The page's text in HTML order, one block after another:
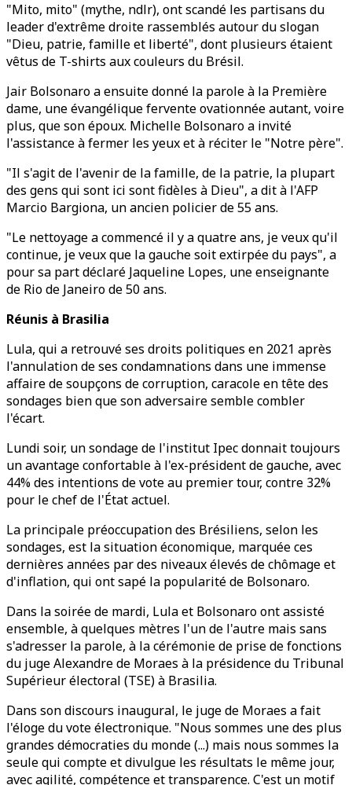
"Mito, mito" (mythe, ndlr), ont scandé les partisans du
leader d'extrême droite rassemblés autour du slogan
"Dieu, patrie, famille et liberté", dont plusieurs étaient
vêtus de T-shirts aux couleurs du Brésil.
Jair Bolsonaro a ensuite donné la parole à la Première
dame, une évangélique fervente ovationnée autant, voire
plus, que son époux. Michelle Bolsonaro a invité
l'assistance à fermer les yeux et à réciter le "Notre père".
"Il s'agit de l'avenir de la famille, de la patrie, la plupart
des gens qui sont ici sont fidèles à Dieu", a dit à l'AFP
Marcio Bargiona, un ancien policier de 55 ans.
"Le nettoyage a commencé il y a quatre ans, je veux qu'il
continue, je veux que la gauche soit extirpée du pays", a
pour sa part déclaré Jaqueline Lopes, une enseignante
de Rio de Janeiro de 50 ans.
Réunis à Brasilia
Lula, qui a retrouvé ses droits politiques en 2021 après
l'annulation de ses condamnations dans une immense
affaire de soupçons de corruption, caracole en tête des
sondages bien que son adversaire semble combler
l'écart.
Lundi soir, un sondage de l'institut Ipec donnait toujours
un avantage confortable à l'ex-président de gauche, avec
44% des intentions de vote au premier tour, contre 32%
pour le chef de l'État actuel.
La principale préoccupation des Brésiliens, selon les
sondages, est la situation économique, marquée ces
dernières années par des niveaux élevés de chômage et
d'inflation, qui ont sapé la popularité de Bolsonaro.
Dans la soirée de mardi, Lula et Bolsonaro ont assisté
ensemble, à quelques mètres l'un de l'autre mais sans
s'adresser la parole, à la cérémonie de prise de fonctions
du juge Alexandre de Moraes à la présidence du Tribunal
Supérieur électoral (TSE) à Brasilia.
Dans son discours inaugural, le juge de Moraes a fait
l'éloge du vote électronique. "Nous sommes une des plus
grandes démocraties du monde (...) mais nous sommes la
seule qui compte et divulgue les résultats le même jour,
avec agilité, compétence et transparence. C'est un motif